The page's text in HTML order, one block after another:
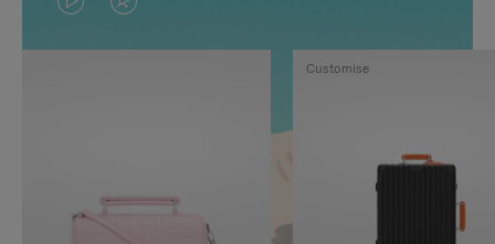
VIDEO
IS
GEPAUZEERD,
OP
HET
GELUID
Customise